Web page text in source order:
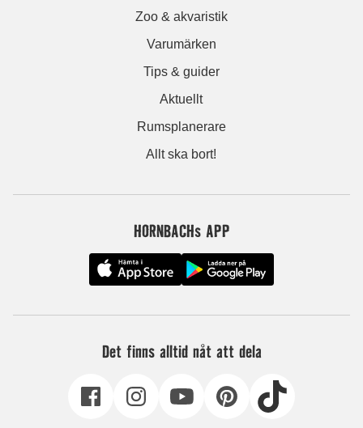
Zoo & akvaristik
Varumärken
Tips & guider
Aktuellt
Rumsplanerare
Allt ska bort!
HORNBACHs APP
Det finns alltid nåt att dela